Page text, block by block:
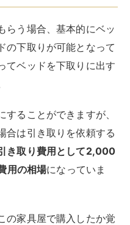
らう場合、基本的にベッ
の下取りが可能となって
てベッドを下取りに出す
ることができますが、
合は引き取りを依頼する
き取り費用として2,000
用の相場になっていま
の家具屋で購入したか覚